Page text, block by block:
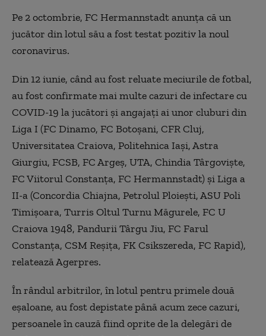
Pe 2 octombrie, FC Hermannstadt anunţa că un
jucător din lotul său a fost testat pozitiv la noul
coronavirus.
Din 12 iunie, când au fost reluate meciurile de fotbal,
au fost confirmate mai multe cazuri de infectare cu
COVID-19 la jucători şi angajaţi ai unor cluburi din
Liga I (FC Dinamo, FC Botoşani, CFR Cluj,
Universitatea Craiova, Politehnica Iaşi, Astra
Giurgiu, FCSB, FC Argeş, UTA, Chindia Târgovişte,
FC Viitorul Constanţa, FC Hermannstadt) şi Liga a
II-a (Concordia Chiajna, Petrolul Ploieşti, ASU Poli
Timişoara, Turris Oltul Turnu Măgurele, FC U
Craiova 1948, Pandurii Târgu Jiu, FC Farul
Constanţa, CSM Reşiţa, FK Csikszereda, FC Rapid),
relatează Agerpres.
În rândul arbitrilor, în lotul pentru primele două
eşaloane, au fost depistate până acum zece cazuri,
persoanele în cauză fiind oprite de la delegări de